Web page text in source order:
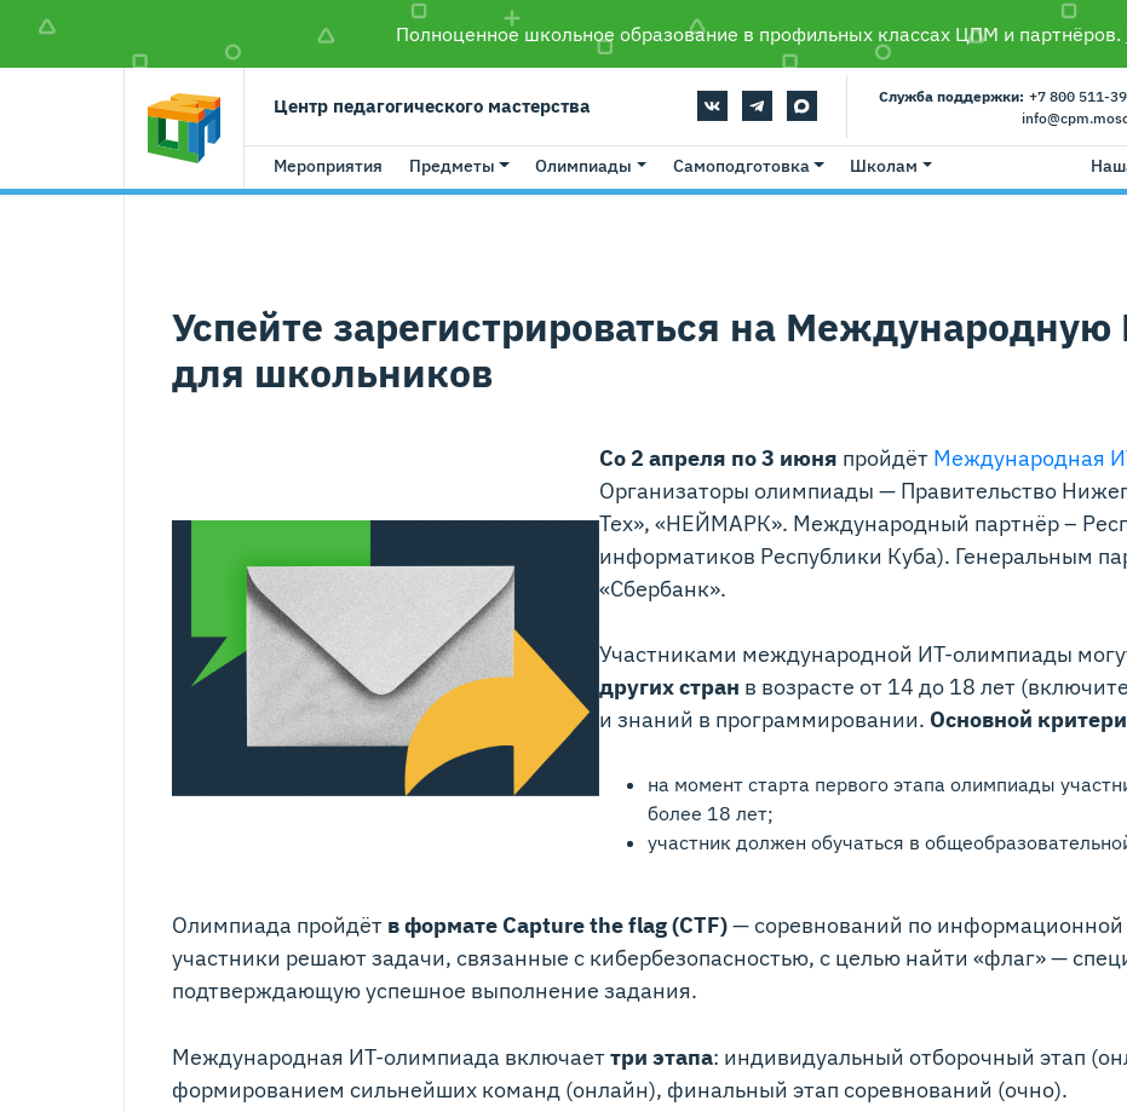
Полноценное школьное образование в профильных классах ЦПМ и партнёров.
Центр педагогического мастерства Служба поддержки: +7 800 511-
Мероприятия Предметы Олимпиады Самоподготовка Школам
Успейте зарегистрироваться на
для школьников
Со 2 апреля по 3 июня пройдёт Международная
Организаторы олимпиады — Правительство
Тех», «НЕЙМАРК». Международный партнёр –
информатиков Республики Куба). Генеральным
«Сбербанк».
Участниками международной ИТ-олимпиады
других стран в возрасте от 14 до 18 лет
и знаний в программировании. Основной
на момент старта первого этапа олимпиады
более 18 лет;
участник должен обучаться в
Олимпиада пройдёт в формате Capture the flag (CTF)— соревнований по информационной
участники решают задачи, связанные с кибербезопасностью, с целью найти «флаг» —
подтверждающую успешное выполнение задания.
Международная ИТ-олимпиада включаеттри этапа: индивидуальный отборочный этап
формированием сильнейших команд (онлайн), финальный этап соревнований (очно).